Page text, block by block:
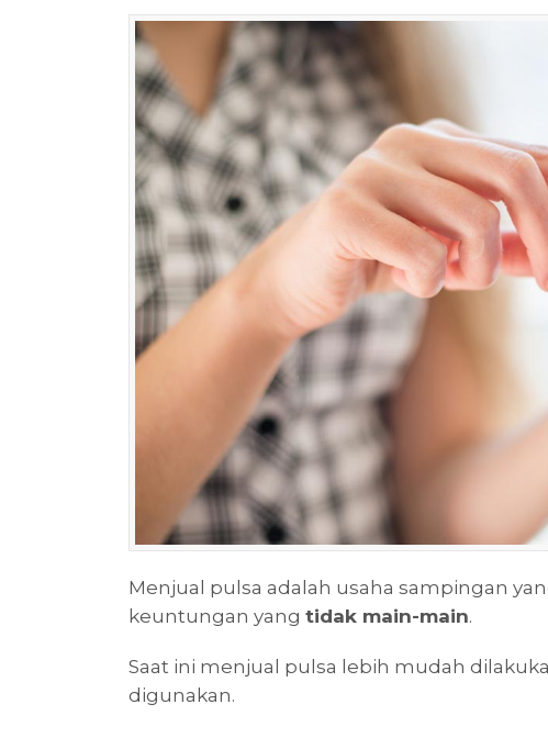
Menjual pulsa adalah usaha sampingan
keuntungan yang tidak main-main.
Saat ini menjual pulsa lebih mudah
digunakan.